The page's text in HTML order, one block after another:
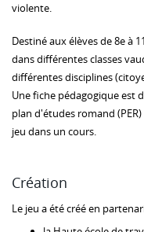
violente.
Destiné aux élèves de 8e à
dans différentes classes
différentes disciplines
Une fiche pédagogique est
plan d'études romand
jeu dans un cours.
Création
Le jeu a été créé en